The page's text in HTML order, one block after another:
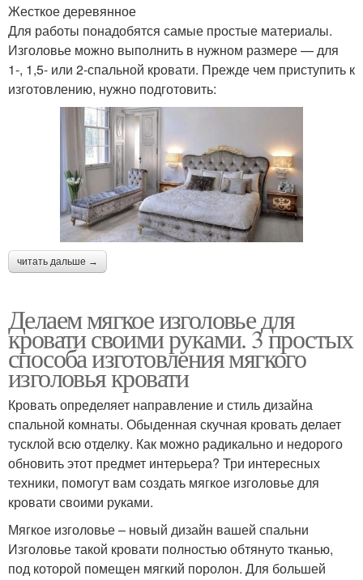
Жесткое деревянное
Для работы понадобятся самые простые материалы.
Изголовье можно выполнить в нужном размере — для
1-, 1,5- или 2-спальной кровати. Прежде чем приступить к
изготовлению, нужно подготовить:
читать дальше →
Делаем мягкое изголовье для
кровати своими руками. 3 простых
способа изготовления мягкого
изголовья кровати
Кровать определяет направление и стиль дизайна
спальной комнаты. Обыденная скучная кровать делает
тусклой всю отделку. Как можно радикально и недорого
обновить этот предмет интерьера? Три интересных
техники, помогут вам создать мягкое изголовье для
кровати своими руками.
Мягкое изголовье – новый дизайн вашей спальни
Изголовье такой кровати полностью обтянуто тканью,
под которой помещен мягкий поролон. Для большей